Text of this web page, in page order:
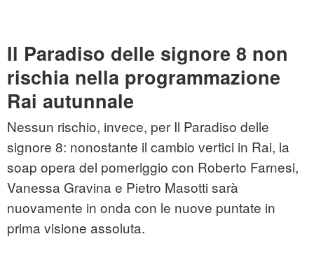
Il Paradiso delle signore 8 non
rischia nella programmazione
Rai autunnale
Nessun rischio, invece, per Il Paradiso delle
signore 8: nonostante il cambio vertici in Rai, la
soap opera del pomeriggio con Roberto Farnesi,
Vanessa Gravina e Pietro Masotti sarà
nuovamente in onda con le nuove puntate in
prima visione assoluta.